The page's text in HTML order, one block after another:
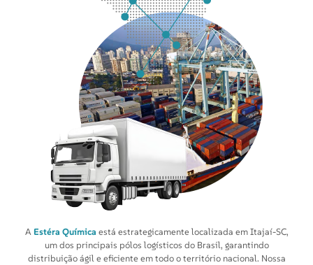
AEstéra Química está estrategicamente localizada em Itajaí-SC,
um dos principais pólos logísticos do Brasil, garantindo
distribuição ágil e eficiente em todo o território nacional. Nossa